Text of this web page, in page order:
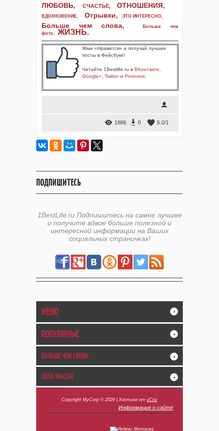
ЛЮБОВЬ, СЧАСТЬЕ, ОТНОШЕНИЯ,
ВДОХНОВЕНИЕ, Отрывки, ЭТО ИНТЕРЕСНО,
Больше чем слова,
Больше чем
фото, ЖИЗНЬ.
Жми «Нравится» и получай лучшие
посты в Фейсбуке!
Читайте 1Bestlife.ru в ВКонтакте
Google+ Twitterи Pinterest
1886 0 5.0/1
ПОДПИШИТЕСЬ
1BestLife.ru Подпишитесь на самое лучшее
и получите вдвое больше полезной и
интересной информации на Ваших
социальных страничках!
МЕНЮ +
ПОПУЛЯРНЫЕ +
БОЛЬШЕ ЧЕМ СЛОВА +
СИЛА МЫСЛИ +
Copyright MyCorp © 2026 Хостинг от uCoz
Информация о сайте